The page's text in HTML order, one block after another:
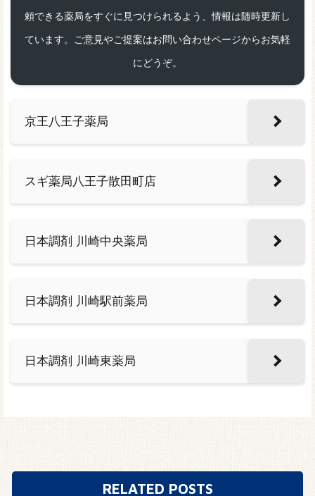
頼できる薬局をすぐに見つけられるよう、情報は随時更新し
ています。ご意見やご提案はお問い合わせページからお気軽
にどうぞ。
京王八王子薬局
スギ薬局八王子散田町店
日本調剤 川崎中央薬局
日本調剤 川崎駅前薬局
日本調剤 川崎東薬局
RELATED POSTS